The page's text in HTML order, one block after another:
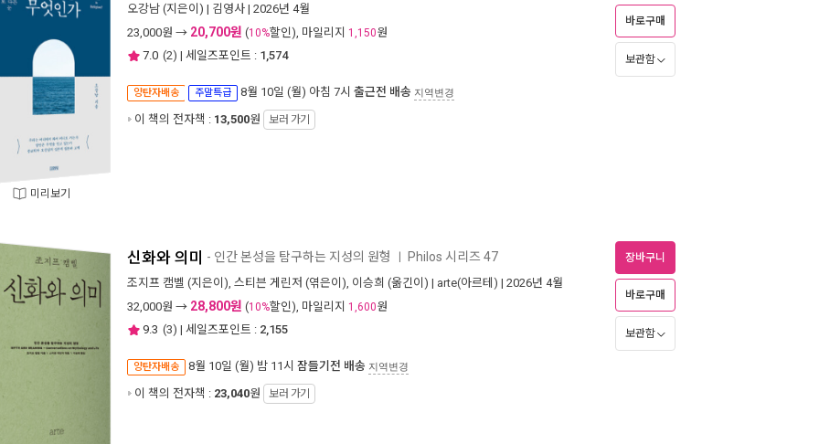
미리보기
오강남 (지은이) | 김영사 | 2026년 4월
23,000원 → 20,700원 (10%할인), 마일리지 1,150원
7.0 (2) | 세일즈포인트 : 1,574
양탄자배송 주말특급 8월 10일 (월) 아침 7시 출근전 배송 지역변경
이 책의 전자책 : 13,500원 보러 가기
바로구매
보관함
신화와 의미 - 인간 본성을 탐구하는 지성의 원형 Philos 시리즈 47
조지프 캠벨 (지은이), 스티븐 게린저 (엮은이), 이승희 (옮긴이) | arte(아르테) | 2026년 4월
32,000원 → 28,800원 (10%할인), 마일리지 1,600원
9.3 (3) | 세일즈포인트 : 2,155
양탄자배송 8월 10일 (월) 밤 11시 잠들기전 배송 지역변경
이 책의 전자책 : 23,040원 보러 가기
장바구니
바로구매
보관함